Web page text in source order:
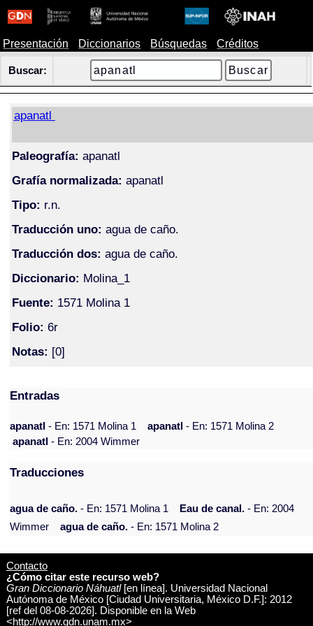
Presentación Diccionarios Búsquedas Créditos
Buscar:
apanatl
Paleografía: apanatl
Grafía normalizada: apanatl
Tipo: r.n.
Traducción uno: agua de caño.
Traducción dos: agua de caño.
Diccionario: Molina_1
Fuente: 1571 Molina 1
Folio: 6r
Notas: [0]
Entradas
apanatl- En: 1571 Molina 1 apanatl- En: 1571 Molina 2
apanatl- En: 2004 Wimmer
Traducciones
agua de caño. - En: 1571 Molina 1 Eau de canal. - En: 2004
Wimmer
agua de caño. - En: 1571 Molina 2
Contacto
¿Cómo citar este recurso web?
Gran Diccionario Náhuatl[en línea]. Universidad Nacional
Autónoma de México [Ciudad Universitaria, México D.F.]: 2012
[ref del 08-08-2026]. Disponible en la Web
<http://www.gdn.unam.mx>